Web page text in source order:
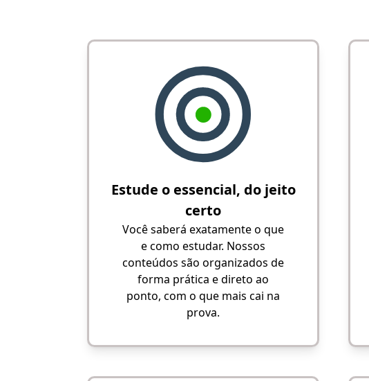
Estude o essencial, do jeito
certo
Você saberá exatamente o que
e como estudar. Nossos
conteúdos são organizados de
forma prática e direto ao
ponto, com o que mais cai na
prova.